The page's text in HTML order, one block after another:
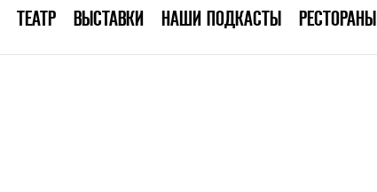
ТЕАТР ВЫСТАВКИ НАШИ ПОДКАСТЫ РЕСТОРАНЫ